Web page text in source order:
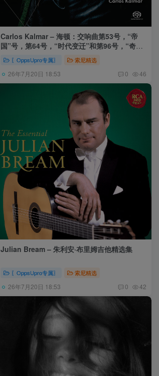
久石让,Music Future Band – 久石让指挥极简音乐 – 音乐未来 VI (2.8MHz DSD)
Carlos Kalmar – 海顿：交响曲第53号，“帝
国”号，第64号，“时代变迁”和第96号，“奇迹”
号 (俄勒冈交响乐团，卡尔玛)
〖OppsUpro专属〗 索尼精选
26年7月20日 18:53 0 46
Julian Bream – 朱利安·布里姆吉他精选集
〖OppsUpro专属〗 索尼精选
26年7月20日 18:53 0 42